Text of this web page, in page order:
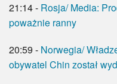
Sport
BlogAiD
21:14 - Rosja/ Media:
poważnie ranny
20:59 - Norwegia/
obywatel Chin został